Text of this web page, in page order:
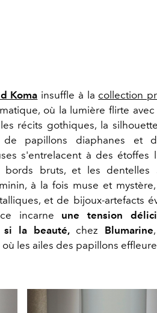
Koma insuffle à la collection
où la lumière flirte
récits gothiques, la
de papillons diaphanes et
s'entrelacent à des étoffes
bruts, et les dentelles
à la fois muse et
et de bijoux-artefacts
incarne une tension
si la beauté,chez Blumarine
les ailes des papillons